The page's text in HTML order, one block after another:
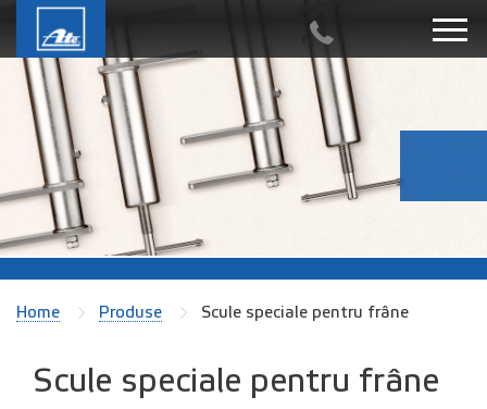
Home Produse Scule speciale pentru frâne
Scule speciale pentru frâne